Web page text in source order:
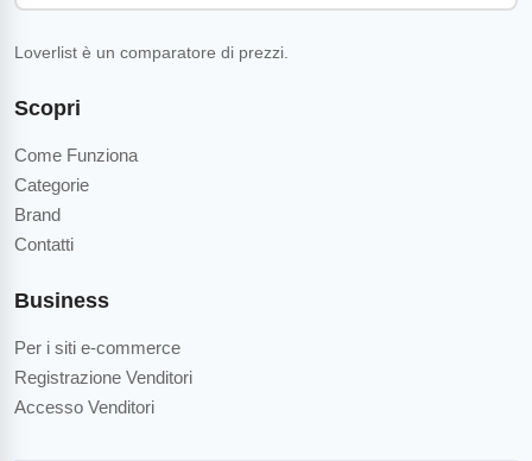
Scopri
Come Funziona
Categorie
Brand
Contatti
Business
Per i siti e-commerce
Registrazione Venditori
Accesso Venditori
Loverlist è un comparatore di prezzi.